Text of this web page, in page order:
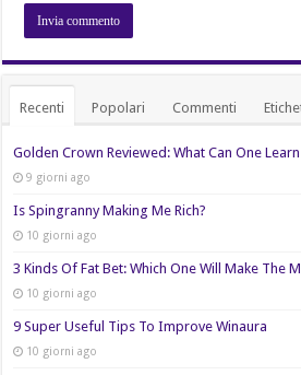
Recenti Popolari Commenti
Golden Crown Reviewed: What Can One
9 giorni ago
Is Spingranny Making Me Rich?
10 giorni ago
3 Kinds Of Fat Bet: Which One Will Make The
10 giorni ago
9 Super Useful Tips To Improve Winaura
10 giorni ago